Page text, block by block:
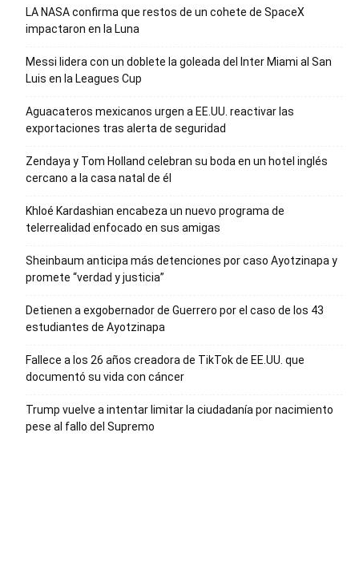
LA NASA confirma que restos de un cohete de SpaceX
impactaron en la Luna
Messi lidera con un doblete la goleada del Inter Miami al San
Luis en la Leagues Cup
Aguacateros mexicanos urgen a EE.UU. reactivar las
exportaciones tras alerta de seguridad
Zendaya y Tom Holland celebran su boda en un hotel inglés
cercano a la casa natal de él
Khloé Kardashian encabeza un nuevo programa de
telerrealidad enfocado en sus amigas
Sheinbaum anticipa más detenciones por caso Ayotzinapa y
promete “verdad y justicia”
Detienen a exgobernador de Guerrero por el caso de los 43
estudiantes de Ayotzinapa
Fallece a los 26 años creadora de TikTok de EE.UU. que
documentó su vida con cáncer
Trump vuelve a intentar limitar la ciudadanía por nacimiento
pese al fallo del Supremo